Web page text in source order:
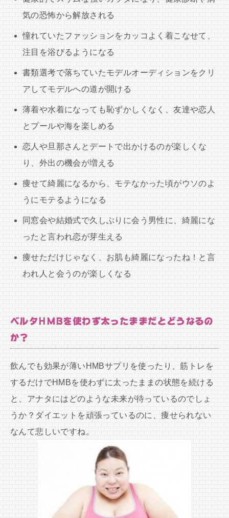
気の恐怖から解放される
憧れていたファッションをカッコよく着こなせて、
注目を浴びるようになる
書類選考で落ちていたモデルオーディションをクリ
アしてモデルへの道が開ける
薄着や水着になっても恥ずかしくなく、友達や恋人
とプールや海を楽しめる
恋人や旦那さんとデートで出かけるのが楽しくな
り、外出の機会が増える
痩せて綺麗になるから、モテなかった頃がウソのよ
うにモテるようになる
同窓会や結婚式で久しぶりに会う男性に、綺麗にな
ったと言われ恋が芽生える
痩せただけじゃなく、お肌も綺麗になったね！と言
われ人と会うのが楽しくなる
ベルタHMBを使わず太ったままだとどうなるの
か？
飲んでも効果が薄いHMBサプリを使ったり、筋トレを
するだけでHMBを使わずに太ったままの状態を続ける
と、アナタにはどのような未来が待っているのでしょ
うか？ダイエットを頑張っているのに、痩せられない
なんて悲しいですね。